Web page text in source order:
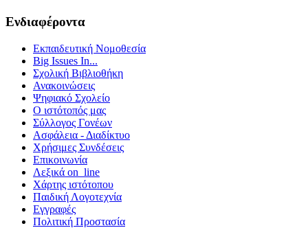
Ενδιαφέροντα
Εκπαιδευτική Νομοθεσία
Big Issues In...
Σχολική Βιβλιοθήκη
Ανακοινώσεις
Ψηφιακό Σχολείο
Ο ιστότοπός μας
Σύλλογος Γονέων
Ασφάλεια - Διαδίκτυο
Χρήσιμες Συνδέσεις
Επικοινωνία
Λεξικά on_line
Χάρτης ιστότοπου
Παιδική Λογοτεχνία
Εγγραφές
Πολιτική Προστασία